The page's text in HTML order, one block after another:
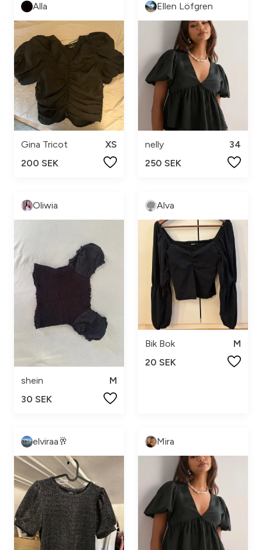
Alla
Gina Tricot
XS
200 SEK
Ellen Löfgren
nelly
34
250 SEK
Oliwia
shein
M
30 SEK
Alva
Bik Bok
M
20 SEK
elviraa🥂 Mira